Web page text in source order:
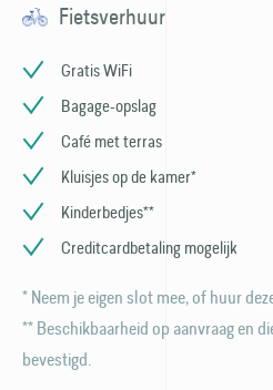
Fietsverhuur
Gratis WiFi
Bagage-opslag
Café met terras
Kluisjes op de kamer*
Kinderbedjes**
Creditcardbetaling mogelijk
* Neem je eigen slot mee, of huur
** Beschikbaarheid op aanvraag en
bevestigd.